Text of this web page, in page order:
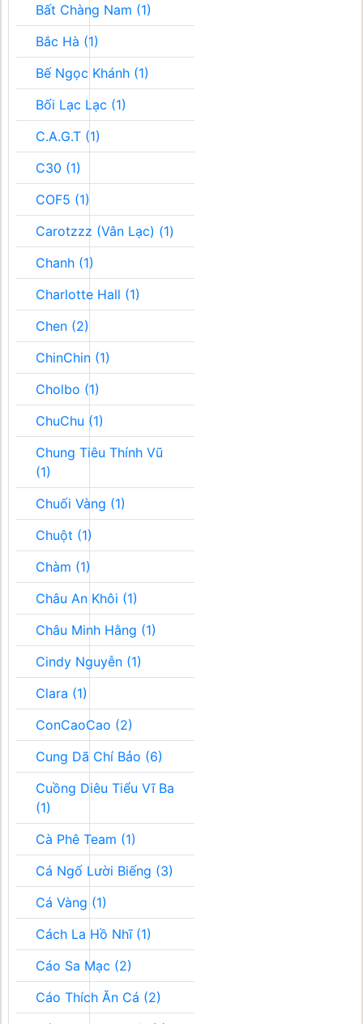
Bất Chàng Nam (1)
Bắc Hà (1)
Bế Ngọc Khánh (1)
Bối Lạc Lạc (1)
C.A.G.T (1)
C30 (1)
COF5 (1)
Carotzzz (Vân Lạc) (1)
Chanh (1)
Charlotte Hall (1)
Chen (2)
ChinChin (1)
Cholbo (1)
ChuChu (1)
Chung Tiêu Thính Vũ
(1)
Chuối Vàng (1)
Chuột (1)
Chàm (1)
Châu An Khôi (1)
Châu Minh Hằng (1)
Cindy Nguyễn (1)
Clara (1)
ConCaoCao (2)
Cung Dã Chí Bảo (6)
Cuồng Diêu Tiểu Vĩ Ba
(1)
Cà Phê Team (1)
Cá Ngố Lười Biếng (3)
Cá Vàng (1)
Cách La Hồ Nhĩ (1)
Cáo Sa Mạc (2)
Cáo Thích Ăn Cá (2)